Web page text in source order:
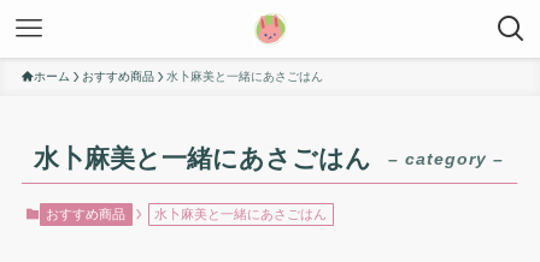
ホーム おすすめ商品 水卜麻美と一緒にあさごはん
水卜麻美と一緒にあさごはん – category –
おすすめ商品 水卜麻美と一緒にあさごはん